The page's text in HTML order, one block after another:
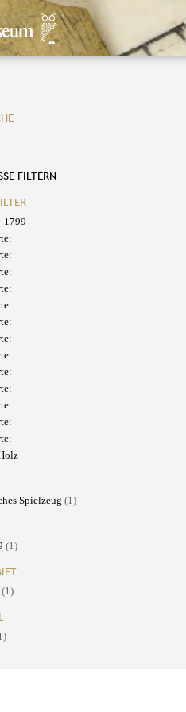
FILTERN
1799
Spielzeug (1)
(1)
(1)